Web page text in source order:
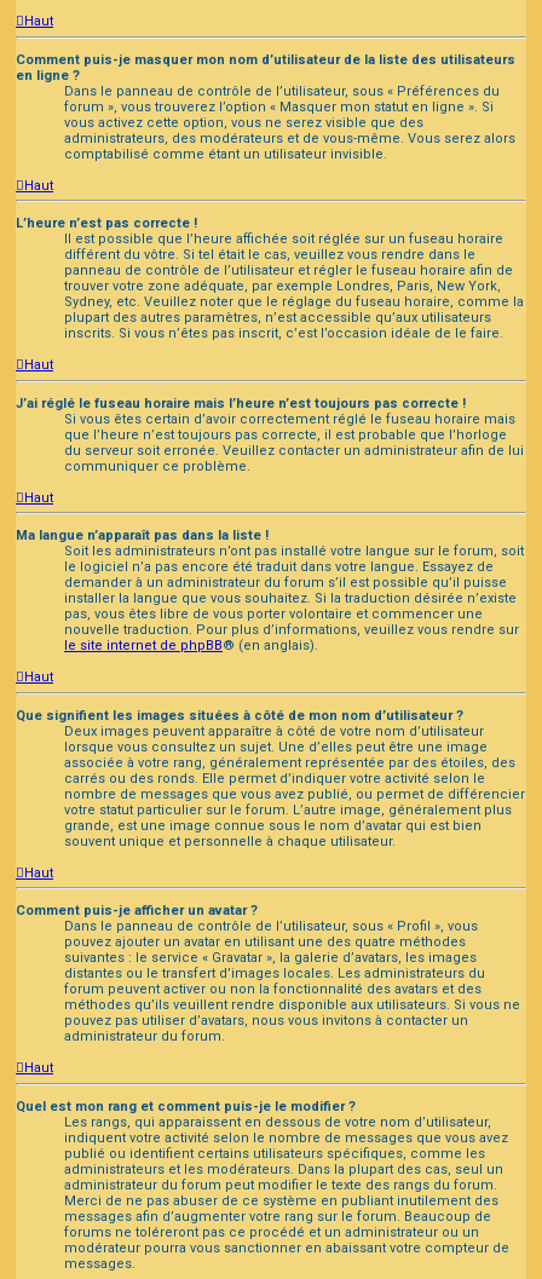
Haut
Comment puis-je masquer mon nom d’utilisateur de la liste des utilisateurs
en ligne ?
Dans le panneau de contrôle de l’utilisateur, sous « Préférences du
forum », vous trouverez l’option « Masquer mon statut en ligne ». Si
vous activez cette option, vous ne serez visible que des
administrateurs, des modérateurs et de vous-même. Vous serez alors
comptabilisé comme étant un utilisateur invisible.
Haut
L’heure n’est pas correcte !
Il est possible que l’heure affichée soit réglée sur un fuseau horaire
différent du vôtre. Si tel était le cas, veuillez vous rendre dans le
panneau de contrôle de l’utilisateur et régler le fuseau horaire afin de
trouver votre zone adéquate, par exemple Londres, Paris, New York,
Sydney, etc. Veuillez noter que le réglage du fuseau horaire, comme la
plupart des autres paramètres, n’est accessible qu’aux utilisateurs
inscrits. Si vous n’êtes pas inscrit, c’est l’occasion idéale de le faire.
Haut
J’ai réglé le fuseau horaire mais l’heure n’est toujours pas correcte !
Si vous êtes certain d’avoir correctement réglé le fuseau horaire mais
que l’heure n’est toujours pas correcte, il est probable que l’horloge
du serveur soit erronée. Veuillez contacter un administrateur afin de lui
communiquer ce problème.
Haut
Ma langue n’apparaît pas dans la liste !
Soit les administrateurs n’ont pas installé votre langue sur le forum, soit
le logiciel n’a pas encore été traduit dans votre langue. Essayez de
demander à un administrateur du forum s’il est possible qu’il puisse
installer la langue que vous souhaitez. Si la traduction désirée n’existe
pas, vous êtes libre de vous porter volontaire et commencer une
nouvelle traduction. Pour plus d’informations, veuillez vous rendre sur
le site internet de phpBB® (en anglais).
Haut
Que signifient les images situées à côté de mon nom d’utilisateur ?
Deux images peuvent apparaître à côté de votre nom d’utilisateur
lorsque vous consultez un sujet. Une d’elles peut être une image
associée à votre rang, généralement représentée par des étoiles, des
carrés ou des ronds. Elle permet d’indiquer votre activité selon le
nombre de messages que vous avez publié, ou permet de différencier
votre statut particulier sur le forum. L’autre image, généralement plus
grande, est une image connue sous le nom d’avatar qui est bien
souvent unique et personnelle à chaque utilisateur.
Haut
Comment puis-je afficher un avatar ?
Dans le panneau de contrôle de l’utilisateur, sous « Profil », vous
pouvez ajouter un avatar en utilisant une des quatre méthodes
suivantes : le service « Gravatar », la galerie d’avatars, les images
distantes ou le transfert d’images locales. Les administrateurs du
forum peuvent activer ou non la fonctionnalité des avatars et des
méthodes qu’ils veuillent rendre disponible aux utilisateurs. Si vous ne
pouvez pas utiliser d’avatars, nous vous invitons à contacter un
administrateur du forum.
Haut
Quel est mon rang et comment puis-je le modifier ?
Les rangs, qui apparaissent en dessous de votre nom d’utilisateur,
indiquent votre activité selon le nombre de messages que vous avez
publié ou identifient certains utilisateurs spécifiques, comme les
administrateurs et les modérateurs. Dans la plupart des cas, seul un
administrateur du forum peut modifier le texte des rangs du forum.
Merci de ne pas abuser de ce système en publiant inutilement des
messages afin d’augmenter votre rang sur le forum. Beaucoup de
forums ne toléreront pas ce procédé et un administrateur ou un
modérateur pourra vous sanctionner en abaissant votre compteur de
messages.